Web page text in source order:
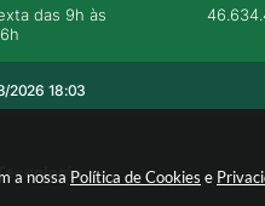
a nossa Política de Cookies e
das 9h às
2026 18:03